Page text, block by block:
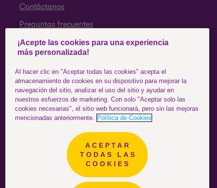
Contáctanos
Preguntas frecuentes
SÍGUENOS
Facebook
Instagram
YouTube
ESTÁS EN EL SITIO DE: Colombia
¡Acepte las cookies para una experiencia
más personalizada!
Al hacer clic en "Aceptar todas las cookies" acepta el
almacenamiento de cookies en su dispositivo para mejorar la
navegación del sitio, analizar el uso del sitio y ayudar en
nuestros esfuerzos de marketing. Con solo "Aceptar solo las
cookies necesarias", el sitio web funcionará, pero sin las mejoras
mencionadas anteriormente.
Política de Cookies
ACEPTAR
TODAS LAS
COOKIES